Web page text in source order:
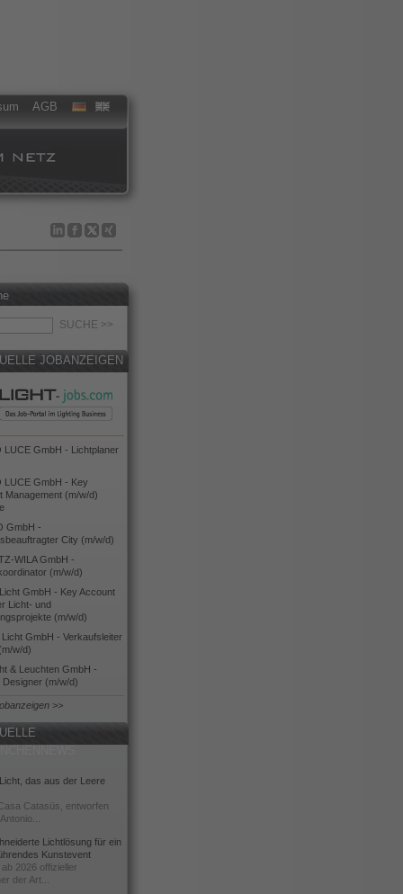
AGB
JOBANZEIGEN
LUCE GmbH - Lichtplaner
LUCE GmbH - Key
Management (m/w/d)
GmbH -
City (m/w/d)
WILA GmbH -
(m/w/d)
GmbH - Key Account
Licht- und
(m/w/d)
GmbH - Verkaufsleiter
w/d)
& Leuchten GmbH -
Designer (m/w/d)
>>
das aus der Leere
Catasüs, entworfen
Lichtlösung für ein
Kunstevent
2026 offizieller
der Art...